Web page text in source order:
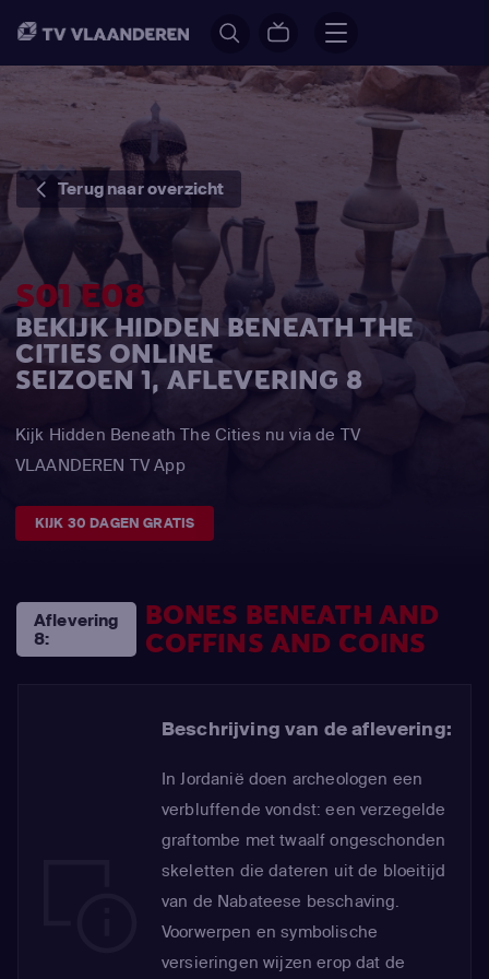
Terug naar overzicht
S01 E08
BEKIJK HIDDEN BENEATH THE
CITIES ONLINE
SEIZOEN 1, AFLEVERING 8
Kijk Hidden Beneath The Cities nu via de TV
VLAANDEREN TV App
KIJK 30 DAGEN GRATIS
Aflevering
8:
BONES BENEATH AND
COFFINS AND COINS
Beschrijving van de aflevering:
In Jordanië doen archeologen een
verbluffende vondst: een verzegelde
graftombe met twaalf ongeschonden
skeletten die dateren uit de bloeitijd
van de Nabateese beschaving.
Voorwerpen en symbolische
versieringen wijzen erop dat de